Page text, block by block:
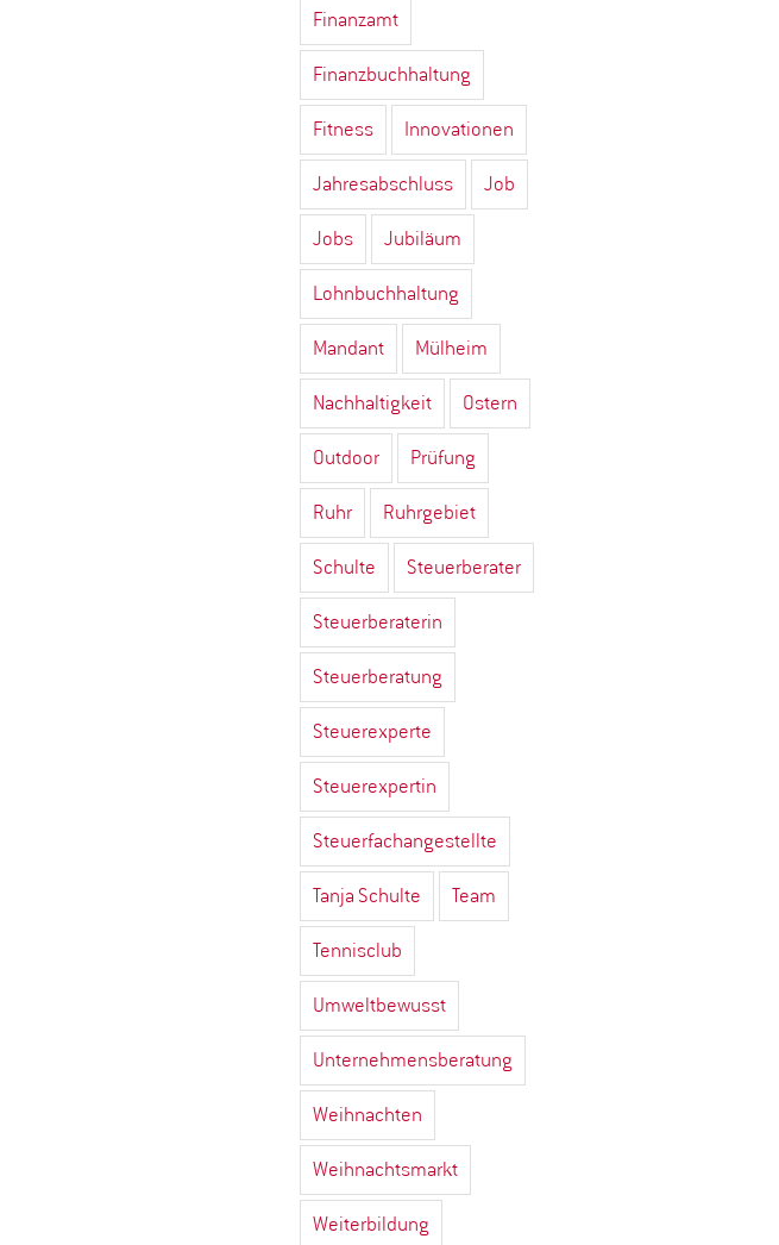
Finanzamt
Finanzbuchhaltung
Fitness Innovationen
Jahresabschluss Job
Jobs Jubiläum
Lohnbuchhaltung
Mandant Mülheim
Nachhaltigkeit Ostern
Outdoor Prüfung
Ruhr Ruhrgebiet
Schulte Steuerberater
Steuerberaterin
Steuerberatung
Steuerexperte
Steuerexpertin
Steuerfachangestellte
Tanja Schulte Team
Tennisclub
Umweltbewusst
Unternehmensberatung
Weihnachten
Weihnachtsmarkt
Weiterbildung